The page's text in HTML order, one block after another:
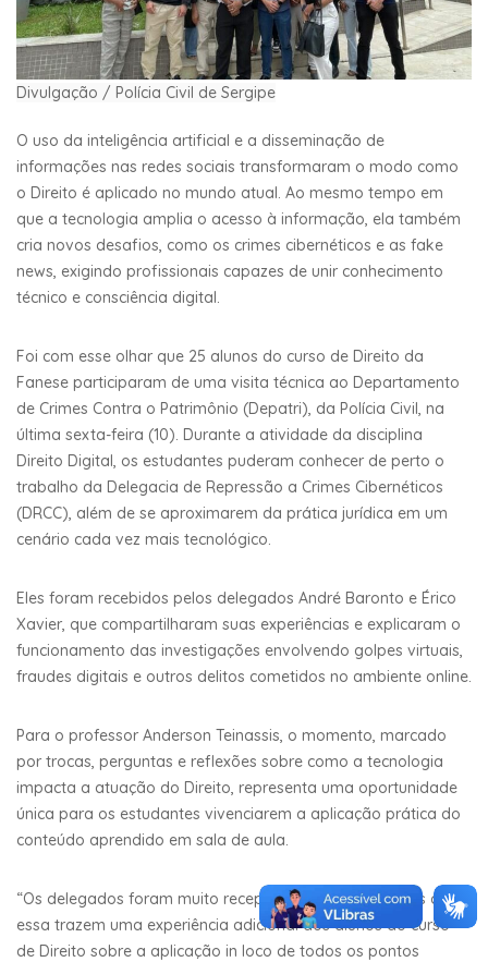
Divulgação / Polícia Civil de Sergipe
O uso da inteligência artificial e a disseminação de
informações nas redes sociais transformaram o modo como
o Direito é aplicado no mundo atual. Ao mesmo tempo em
que a tecnologia amplia o acesso à informação, ela também
cria novos desafios, como os crimes cibernéticos e as fake
news, exigindo profissionais capazes de unir conhecimento
técnico e consciência digital.
Foi com esse olhar que 25 alunos do curso de Direito da
Fanese participaram de uma visita técnica ao Departamento
de Crimes Contra o Patrimônio (Depatri), da Polícia Civil, na
última sexta-feira (10). Durante a atividade da disciplina
Direito Digital, os estudantes puderam conhecer de perto o
trabalho da Delegacia de Repressão a Crimes Cibernéticos
(DRCC), além de se aproximarem da prática jurídica em um
cenário cada vez mais tecnológico.
Eles foram recebidos pelos delegados André Baronto e Érico
Xavier, que compartilharam suas experiências e explicaram o
funcionamento das investigações envolvendo golpes virtuais,
fraudes digitais e outros delitos cometidos no ambiente online.
Para o professor Anderson Teinassis, o momento, marcado
por trocas, perguntas e reflexões sobre como a tecnologia
impacta a atuação do Direito, representa uma oportunidade
única para os estudantes vivenciarem a aplicação prática do
conteúdo aprendido em sala de aula.
“Os delegados foram muito receptivos, e oportunidades como
essa trazem uma experiência adicional aos alunos do curso
de Direito sobre a aplicação in loco de todos os pontos